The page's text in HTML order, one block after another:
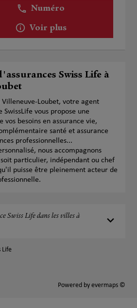
Numéro
Voir plus
Swiss Life à
Villeneuve-Loubet, votre agent
SwissLife vous propose une
vos besoins en assurance vie,
santé et assurance
professionnelles...
nous accompagnons
particulier, indépendant ou chef
puisse être pleinement acteur de
Swiss Life dans les villes à
Life
Powered by evermaps ©